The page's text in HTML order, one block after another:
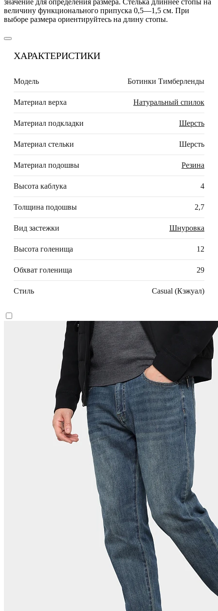
значение для определения размера. Стелька длиннее стопы на
величину функционального припуска 0,5—1,5 см. При
выборе размера ориентируйтесь на длину стопы.
ХАРАКТЕРИСТИКИ
Модель Ботинки Тимберленды
Материал верха Натуральный спилок
Материал подкладки Шерсть
Материал стельки Шерсть
Материал подошвы Резина
Высота каблука 4
Толщина подошвы 2,7
Вид застежки Шнуровка
Высота голенища 12
Обхват голенища 29
Стиль Casual (Кэжуал)